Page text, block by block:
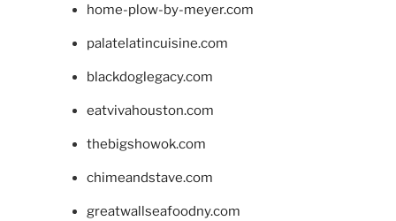
home-plow-by-meyer.com
palatelatincuisine.com
blackdoglegacy.com
eatvivahouston.com
thebigshowok.com
chimeandstave.com
greatwallseafoodny.com